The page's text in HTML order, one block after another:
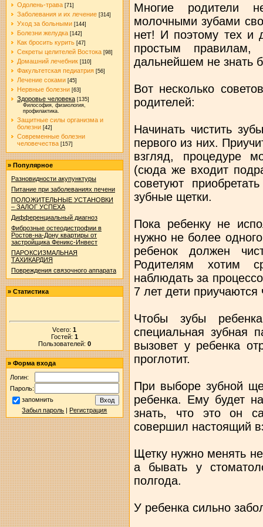
Одолень-трава [71]
Заболевания и их лечение [314]
Уход за больными [144]
Болезни желудка [142]
Как бросить курить [47]
Секреты целителей Востока [98]
Домашний лечебник [110]
Факультетская педиатрия [56]
Лечение соками [45]
Нервные болезни [63]
Здоровье человека [135]
Философия, физиология,
профилактика.
Защитные силы организма и
болезни [42]
Современные болезни
человечества [157]
» Популярное
Разновидности акупунктуры
Питание при заболеваниях печени
ПОЛОЖИТЕЛЬНЫЕ УСТАНОВКИ
– ЗАЛОГ УСПЕХА
Дифференциальный диагноз
Фиброзные остеодистрофии в
Ростов-на-Дону квартиры от
застройщика Феникс-Инвест
ПАРОКСИЗМАЛЬНАЯ
ТАХИКАРДИЯ
Повреждения связочного аппарата
» Статистика
Vсего:1
Гостей: 1
Пользователей: 0
» Форма входа
Логин:
Пароль:
запомнить
Забыл пароль |Регистрация
Многие родители
молочными зубами
нет! И поэтому тех и
простым правилам,
дальнейшем не знать
Вот несколько
родителей:
Начинать чистить
первого из них.
взгляд, процедуре
(сюда же входит
советуют
зубные щетки.
Пока ребенку не
нужно не более
ребенок должен
Родителям хотим
наблюдать за
7 лет дети приучаются
Чтобы зубы
специальная зубная
вызовет у ребенка
проглотит.
При выборе зубной
ребенка. Ему будет
знать, что это он
совершил настоящий
Щетку нужно менять
а бывать у
полгода.
У ребенка сильно